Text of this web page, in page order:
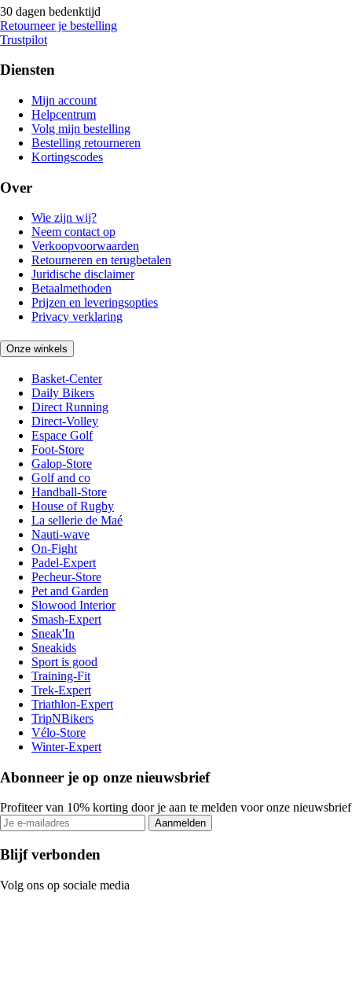
30 dagen bedenktijd
Retourneer je bestelling
Trustpilot
Diensten
Mijn account
Helpcentrum
Volg mijn bestelling
Bestelling retourneren
Kortingscodes
Over
Wie zijn wij?
Neem contact op
Verkoopvoorwaarden
Retourneren en terugbetalen
Juridische disclaimer
Betaalmethoden
Prijzen en leveringsopties
Privacy verklaring
Onze winkels
Basket-Center
Daily Bikers
Direct Running
Direct-Volley
Espace Golf
Foot-Store
Galop-Store
Golf and co
Handball-Store
House of Rugby
La sellerie de Maé
Nauti-wave
On-Fight
Padel-Expert
Pecheur-Store
Pet and Garden
Slowood Interior
Smash-Expert
Sneak'In
Sneakids
Sport is good
Training-Fit
Trek-Expert
Triathlon-Expert
TripNBikers
Vélo-Store
Winter-Expert
Abonneer je op onze nieuwsbrief
Profiteer van 10% korting door je aan te melden voor onze nieuwsbrief
Aanmelden
Blijf verbonden
Volg ons op sociale media